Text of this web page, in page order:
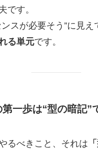
です。
スが必要そう”に見え
る単元です。
一歩は“型の暗記”
るべきこと、それは